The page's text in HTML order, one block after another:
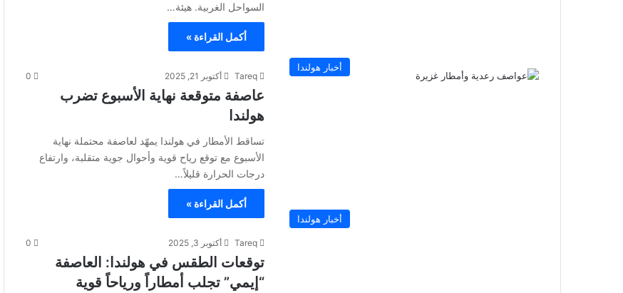
السواحل الغربية. هيئة…
أكمل القراءة »
أخبار هولندا
Tareq أكتوبر 21, 2025 0
عاصفة متوقعة نهاية الأسبوع تضرب
هولندا
تساقط الأمطار في هولندا يمهّد لعاصفة محتملة نهاية
الأسبوع مع توقع رياح قوية وأحوال جوية متقلبة، وارتفاع
درجات الحرارة قليلاً…
أكمل القراءة »
أخبار هولندا
Tareq أكتوبر 3, 2025 0
توقعات الطقس في هولندا: العاصفة
“إيمي” تجلب أمطاراً ورياحاً قوية